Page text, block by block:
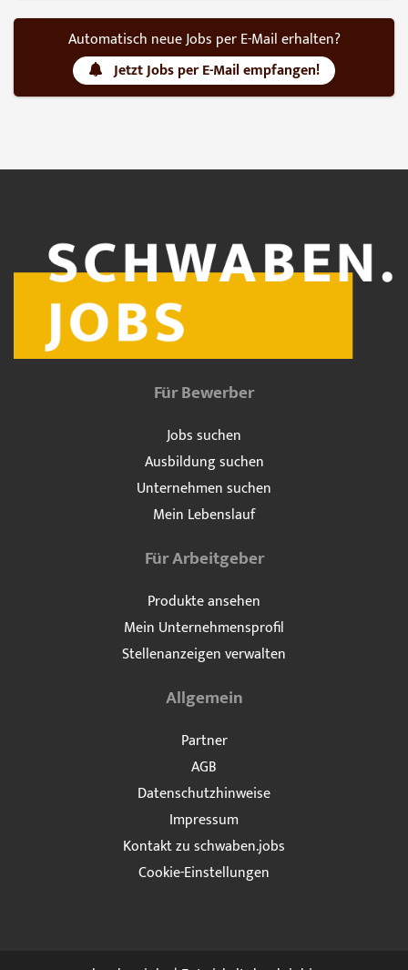
Automatisch neue Jobs per E-Mail erhalten?
Jetzt Jobs per E-Mail empfangen!
Für Bewerber
Jobs suchen
Ausbildung suchen
Unternehmen suchen
Mein Lebenslauf
Für Arbeitgeber
Produkte ansehen
Mein Unternehmensprofil
Stellenanzeigen verwalten
Allgemein
Partner
AGB
Datenschutzhinweise
Impressum
Kontakt zu schwaben.jobs
Cookie-Einstellungen